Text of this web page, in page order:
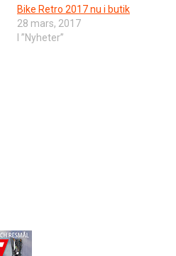
Bike Retro 2017 nu i butik
28 mars, 2017
I ”Nyheter”